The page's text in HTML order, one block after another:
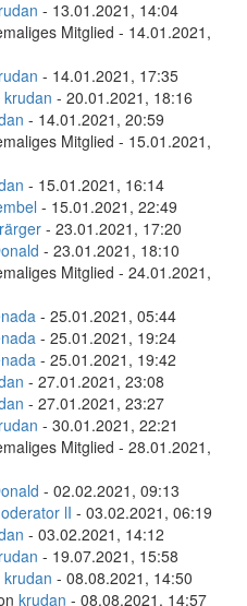
- 13.01.2021, 14:04
Mitglied - 14.01.2021,
- 14.01.2021, 17:35
krudan - 20.01.2021, 18:16
- 14.01.2021, 20:59
Mitglied - 15.01.2021,
- 15.01.2021, 16:14
- 15.01.2021, 22:49
- 23.01.2021, 17:20
- 23.01.2021, 18:10
Mitglied - 24.01.2021,
- 25.01.2021, 05:44
- 25.01.2021, 19:24
- 25.01.2021, 19:42
- 27.01.2021, 23:08
- 27.01.2021, 23:27
- 30.01.2021, 22:21
Mitglied - 28.01.2021,
- 02.02.2021, 09:13
lI - 03.02.2021, 06:19
- 03.02.2021, 14:12
- 19.07.2021, 15:58
krudan - 08.08.2021, 14:50
krudan - 08.08.2021, 14:57